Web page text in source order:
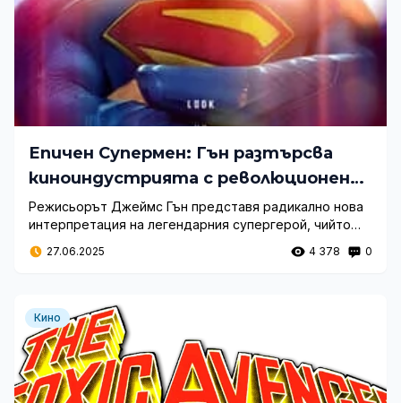
Епичен Супермен: Гън разтърсва
киноиндустрията с революционен
трейлър
Режисьорът Джеймс Гън представя радикално нова
интерпретация на легендарния супергерой, чийто
първи трейлър предизвика невероятен медиен
интерес и над 50 милиона гледания за кратък
27.06.2025 4 378 0
Кино